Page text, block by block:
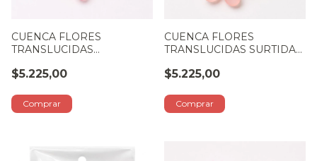
CUENCA FLORES
TRANSLUCIDAS
4CM X5
$5.225,00
CUENCA FLORES
TRANSLUCIDAS SURTIDAS
$5.225,00